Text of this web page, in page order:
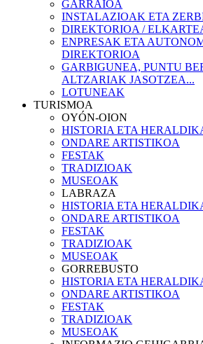
GARRAIOA
INSTALAZIOAK ETA
DIREKTORIOA /
ENPRESAK ETA
DIREKTORIOA
GARBIGUNEA, PUNTU
ALTZARIAK JASOTZEA...
LOTUNEAK
TURISMOA
OYÓN-OION
HISTORIA ETA
ONDARE ARTISTIKOA
FESTAK
TRADIZIOAK
MUSEOAK
LABRAZA
HISTORIA ETA
ONDARE ARTISTIKOA
FESTAK
TRADIZIOAK
MUSEOAK
GORREBUSTO
HISTORIA ETA
ONDARE ARTISTIKOA
FESTAK
TRADIZIOAK
MUSEOAK